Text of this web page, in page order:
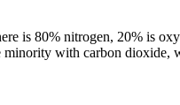
is 80% nitrogen, 20% is
minority with carbon dioxide,